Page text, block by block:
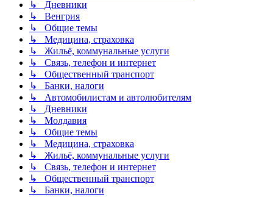
↳ Дневники
↳ Венгрия
↳ Общие темы
↳ Медицина, страховка
↳ Жильё, коммунальные услуги
↳ Связь, телефон и интернет
↳ Общественный транспорт
↳ Банки, налоги
↳ Автомобилистам и автолюбителям
↳ Дневники
↳ Молдавия
↳ Общие темы
↳ Медицина, страховка
↳ Жильё, коммунальные услуги
↳ Связь, телефон и интернет
↳ Общественный транспорт
↳ Банки, налоги